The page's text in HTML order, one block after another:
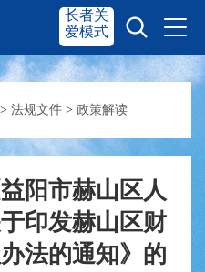
奋进赫山
多彩资湘
政务服务
长者关
爱模式
> 法规文件 > 政策解读
阳市赫山区人
印发赫山区财
法的通知》的